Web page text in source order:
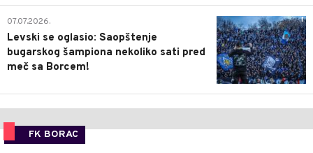
1
07.07.2026.
Levski se oglasio: Saopštenje
bugarskog šampiona nekoliko sati pred
meč sa Borcem!
FK BORAC